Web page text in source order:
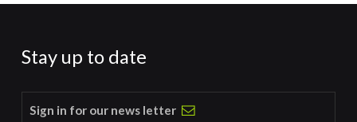
Stay up to date
Sign in for our news letter